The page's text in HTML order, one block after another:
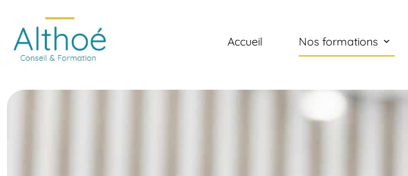
Accueil Nos formations